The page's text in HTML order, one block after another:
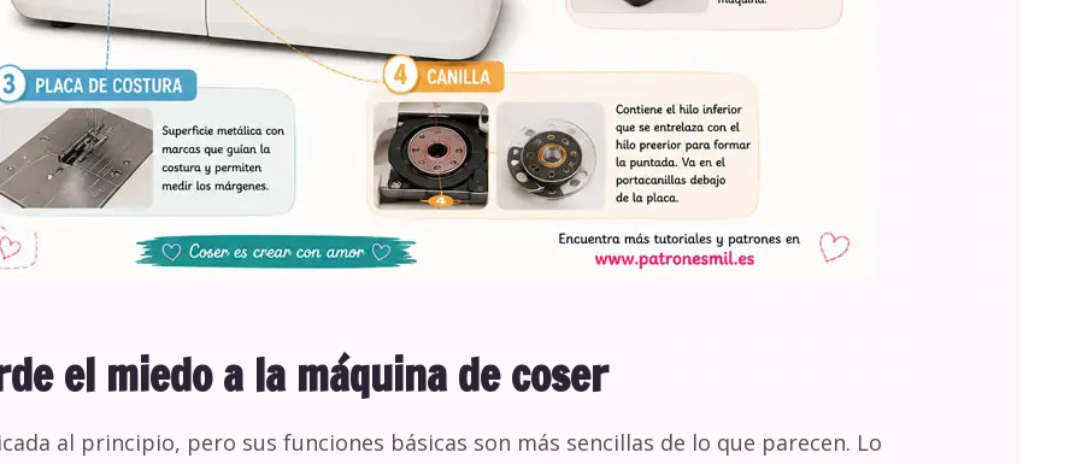
el miedo a la máquina de coser
al principio, pero sus funciones básicas son más sencillas de lo que parecen. Lo